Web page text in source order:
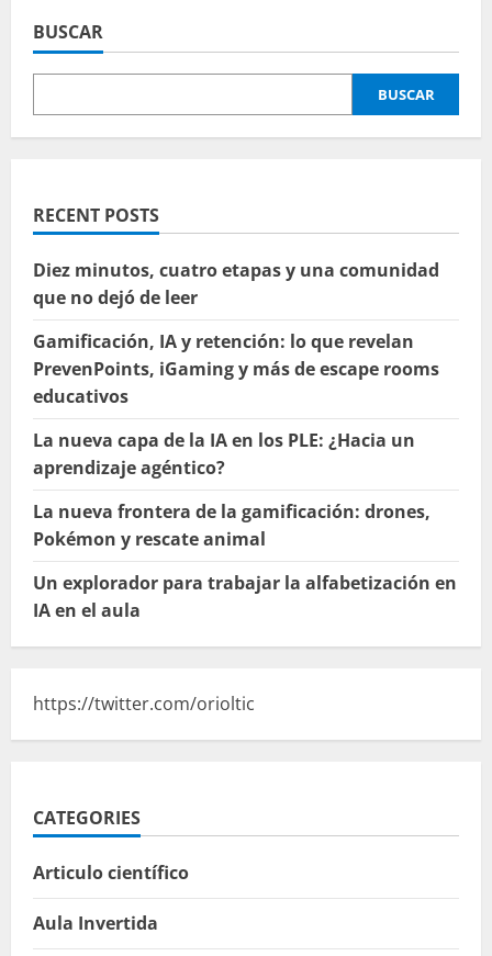
llámalo como
BUSCAR
BUSCAR
RECENT POSTS
Diez minutos, cuatro etapas y una comunidad
que no dejó de leer
Gamificación, IA y retención: lo que revelan
PrevenPoints, iGaming y más de escape rooms
educativos
La nueva capa de la IA en los PLE: ¿Hacia un
aprendizaje agéntico?
La nueva frontera de la gamificación: drones,
Pokémon y rescate animal
Un explorador para trabajar la alfabetización en
IA en el aula
https://twitter.com/orioltic
CATEGORIES
Articulo científico
Aula Invertida